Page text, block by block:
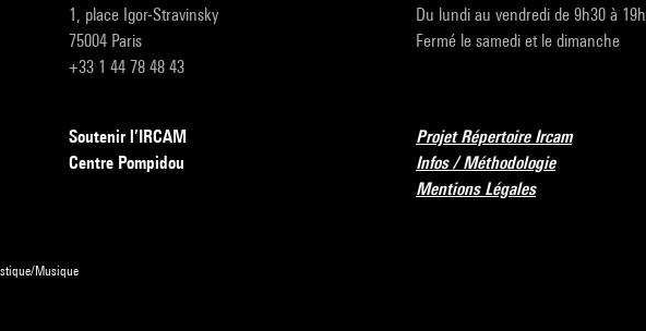
1, place Igor-Stravinsky
75004 Paris
+33 1 44 78 48 43
Du lundi au vendredi de 9h30 à 19h
Fermé le samedi et le dimanche
Soutenir l’IRCAM
Centre Pompidou
Projet Répertoire Ircam
Infos / Méthodologie
Mentions Légales
Musique